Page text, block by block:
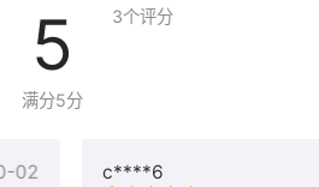
5
满分5分
3个评分
c****6
02